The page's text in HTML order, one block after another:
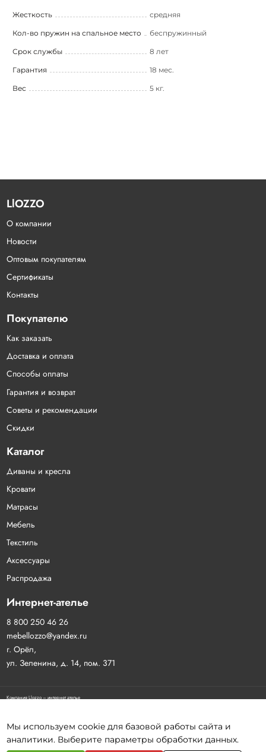
Жесткость средняя
Кол-во пружин на спальное место беспружинный
Срок службы 8 лет
Гарантия 18 мес.
Вес 5 кг.
LlOZZO
О компании
Новости
Оптовым покупателям
Сертификаты
Контакты
Покупателю
Как заказать
Доставка и оплата
Способы оплаты
Гарантия и возврат
Советы и рекомендации
Скидки
Каталог
Диваны и кресла
Кровати
Матрасы
Мебель
Текстиль
Аксессуары
Распродажа
Интернет-ателье
8 800 250 46 26
mebellozzo@yandex.ru
г. Орёл,
ул. Зеленина, д. 14, пом. 371
Компания Llozzo – интернет ателье
Согласие на обработку персональных данных
Разработка сайта:Инфо-Сити
Мы используем cookie для базовой работы сайта и
аналитики. Выберите параметры обработки данных.